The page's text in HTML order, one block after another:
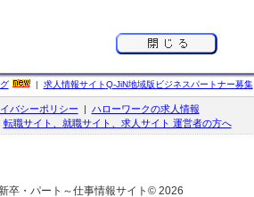
| 求人情報サイトQ-JiN地域版ビジネスパートナー募集
バシーポリシー | ハローワークの求人情報
転職サイト、就職サイト、求人サイト 運営者の方へ
卒・パート～仕事情報サイト © 2026